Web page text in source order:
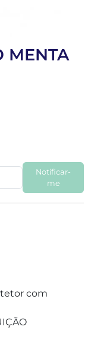
MENTA
Notificar-
me
com